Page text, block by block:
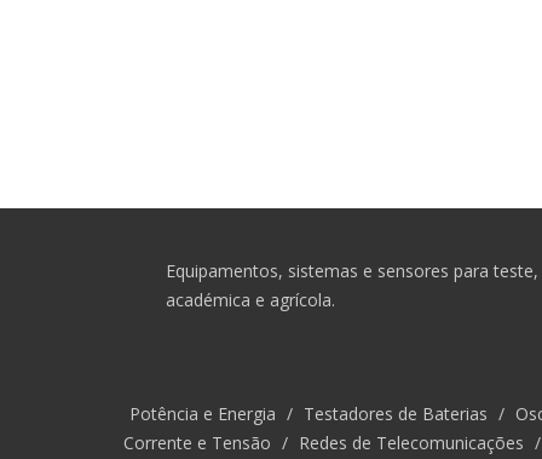
Equipamentos, sistemas e sensores para
académica e agrícola.
Potência e Energia / Testadores de Baterias /
Corrente e Tensão / Redes de Telecomunicações